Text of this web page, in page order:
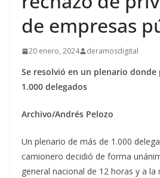
de empresas
20 enero, 2024 deramosdigital
Se resolvió en un plenario
1.000 delegados
Archivo/Andrés Pelozo
Un plenario de más de 1.000
camionero decidió de forma
general nacional de 12 horas y a la